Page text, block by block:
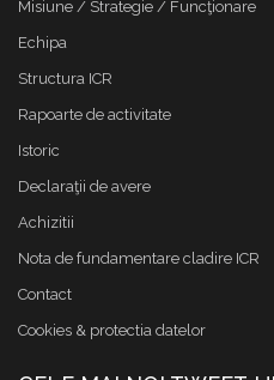
Misiune / Strategie / Funcţionare
Echipa
Structura ICR
Rapoarte de activitate
Istoric
Declaraţii de avere
Achizitii
Nota de fundamentare cladire ICR
Contact
Cookies & protectia datelor